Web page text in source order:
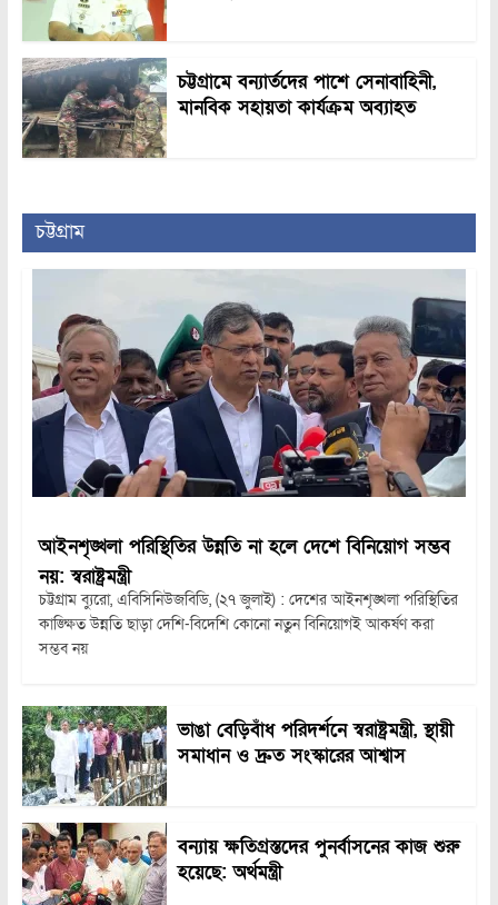
চট্টগ্রামে বন্যার্তদের পাশে সেনাবাহিনী,
মানবিক সহায়তা কার্যক্রম অব্যাহত
চট্টগ্রাম
আইনশৃঙ্খলা পরিস্থিতির উন্নতি না হলে দেশে বিনিয়োগ সম্ভব
নয়: স্বরাষ্ট্রমন্ত্রী
চট্টগ্রাম ব্যুরো, এবিসিনিউজবিডি, (২৭ জুলাই) : দেশের আইনশৃঙ্খলা পরিস্থিতির
কাঙ্ক্ষিত উন্নতি ছাড়া দেশি-বিদেশি কোনো নতুন বিনিয়োগই আকর্ষণ করা
সম্ভব নয়
ভাঙা বেড়িবাঁধ পরিদর্শনে স্বরাষ্ট্রমন্ত্রী, স্থায়ী
সমাধান ও দ্রুত সংস্কারের আশ্বাস
বন্যায় ক্ষতিগ্রস্তদের পুনর্বাসনের কাজ শুরু
হয়েছে: অর্থমন্ত্রী